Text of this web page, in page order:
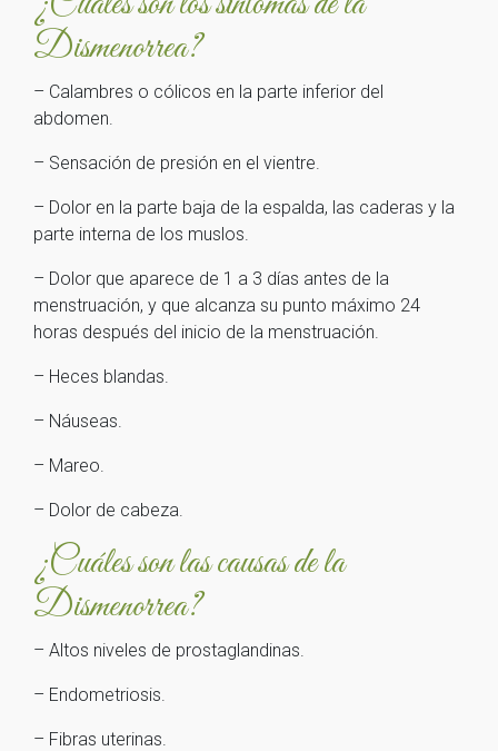
Dismenorrea?
– Calambres o cólicos en la parte inferior del
abdomen.
– Sensación de presión en el vientre.
– Dolor en la parte baja de la espalda, las caderas y la
parte interna de los muslos.
– Dolor que aparece de 1 a 3 días antes de la
menstruación, y que alcanza su punto máximo 24
horas después del inicio de la menstruación.
– Heces blandas.
– Náuseas.
– Mareo.
– Dolor de cabeza.
¿Cuáles son las causas de la
Dismenorrea?
– Altos niveles de prostaglandinas.
– Endometriosis.
– Fibras uterinas.